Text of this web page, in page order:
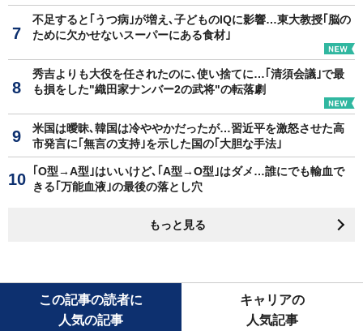
不足すると｢うつ病｣が増え､子どものIQに影響…東大教授｢脳の
ために欠かせないスーパーにある食材｣
秀吉よりも大役を任されたのに､使い捨てに…｢清須会議｣で最
も損をした"織田家ナンバー2の武将"の転落劇
米国は曖昧､韓国は冷ややかだったが…習近平を激怒させた高
市発言に｢無言の支持｣を示した国の｢大胆な手法｣
｢O型→A型｣はいいけど､｢A型→O型｣はダメ…誰にでも輸血で
きる｢万能血液｣の最後の落とし穴
もっと見る
この記事の読者に
人気の記事
キャリアの
人気記事